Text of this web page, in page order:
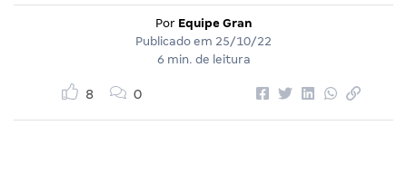
Por Equipe Gran
Publicado em 25/10/22
6 min. de leitura
8 0